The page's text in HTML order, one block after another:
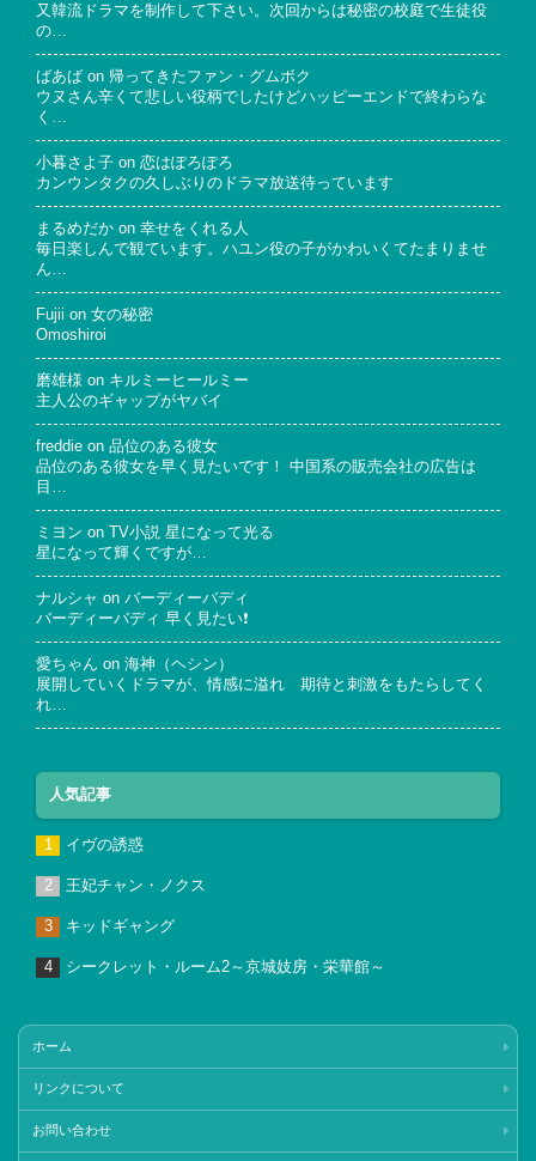
又韓流ドラマを制作して下さい。次回からは秘密の校庭で生徒役
の…
ばあば on 帰ってきたファン・グムボク
ウヌさん辛くて悲しい役柄でしたけどハッピーエンドで終わらな
く…
小暮さよ子 on 恋はぽろぽろ
カンウンタクの久しぶりのドラマ放送待っています
まるめだか on 幸せをくれる人
毎日楽しんで観ています。ハユン役の子がかわいくてたまりませ
ん…
Fujii on 女の秘密
Omoshiroi
磨雄様 on キルミーヒールミー
主人公のギャップがヤバイ
freddie on 品位のある彼女
品位のある彼女を早く見たいです！ 中国系の販売会社の広告は
目…
ミヨン on TV小説 星になって光る
星になって輝くですが…
ナルシャ on バーディーバディ
バーディーバディ 早く見たい❗
愛ちゃん on 海神（ヘシン）
展開していくドラマが、情感に溢れ 期待と刺激をもたらしてく
れ…
人気記事
イヴの誘惑
王妃チャン・ノクス
キッドギャング
シークレット・ルーム2～京城妓房・栄華館～
ホーム
リンクについて
お問い合わせ